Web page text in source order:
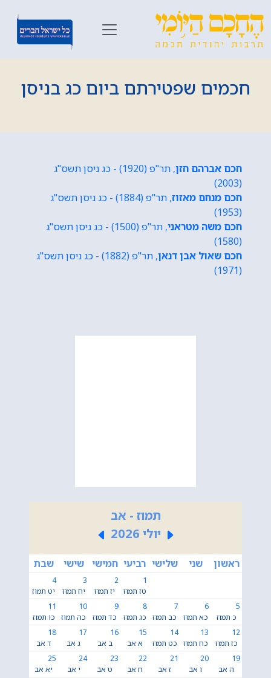
חכמים שפטירתם ביום כג בניסן
חכם אברהם חזן
, תר"פ (1920) - כג ניסן תשס"ג
(2003)
חכם מנחם מאזוז
, תר"פ (1884) - כג ניסן תשס"ג
(1953)
חכם משה מטראני
, תר"פ (1500) - כג ניסן תשס"ג
(1580)
חכם שאול אבן דנאן
, תר"פ (1882) - כג ניסן תשס"ג
(1971)
תמוז - אב
יולי 2026
ראשון שני שלישי רביעי חמישי שישי שבת
1
טז תמוז
2
יז תמוז
3
יח תמוז
4
יט תמוז
5
כ תמוז
6
כא תמוז
7
כב תמוז
8
כג תמוז
9
כד תמוז
10
כה תמוז
11
כו תמוז
12
כז תמוז
13
כח תמוז
14
כט תמוז
15
א אב
16
ב אב
17
ג אב
18
ד אב
19
ה אב
20
ו אב
21
ז אב
22
ח אב
23
ט אב
24
י אב
25
יא אב